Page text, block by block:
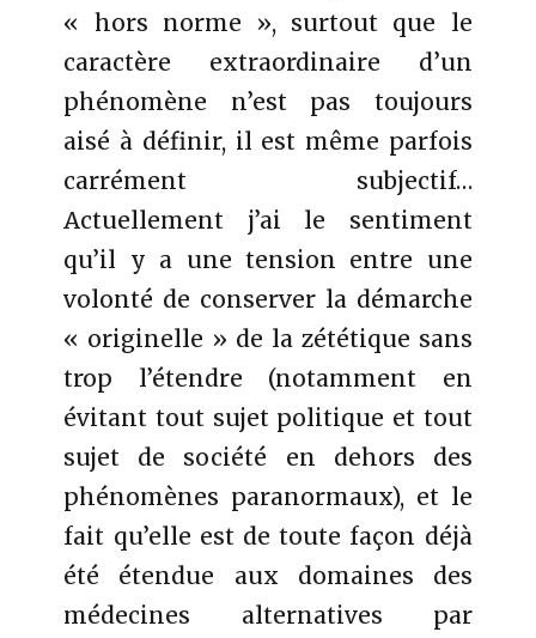
« hors norme », surtout que le
caractère extraordinaire d’un
phénomène n’est pas toujours
aisé à définir, il est même parfois
carrément subjectif…
Actuellement j’ai le sentiment
qu’il y a une tension entre une
volonté de conserver la démarche
« originelle » de la zététique sans
trop l’étendre (notamment en
évitant tout sujet politique et tout
sujet de société en dehors des
phénomènes paranormaux), et le
fait qu’elle est de toute façon déjà
été étendue aux domaines des
médecines alternatives par